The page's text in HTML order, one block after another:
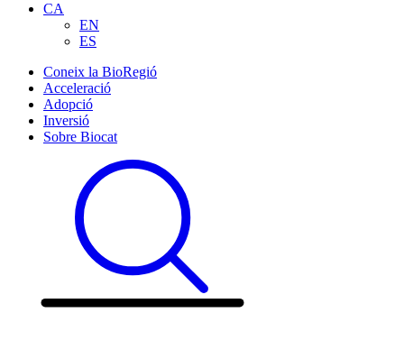
CA
EN
ES
Coneix la BioRegió
Acceleració
Adopció
Inversió
Sobre Biocat